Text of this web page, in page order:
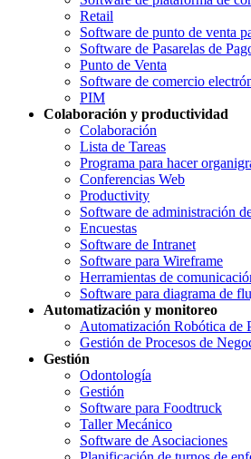
Retail
Software de punto de venta
Software de Pasarelas de
Punto de Venta
Software de comercio
PIM
Colaboración y productividad
Colaboración
Lista de Tareas
Programa para hacer
Conferencias Web
Productivity
Software de administración
Encuestas
Software de Intranet
Software para Wireframe
Herramientas de
Software para diagrama de
Automatización y monitoreo
Automatización Robótica de
Gestión de Procesos de
Gestión
Odontología
Gestión
Software para Foodtruck
Taller Mecánico
Software de Asociaciones